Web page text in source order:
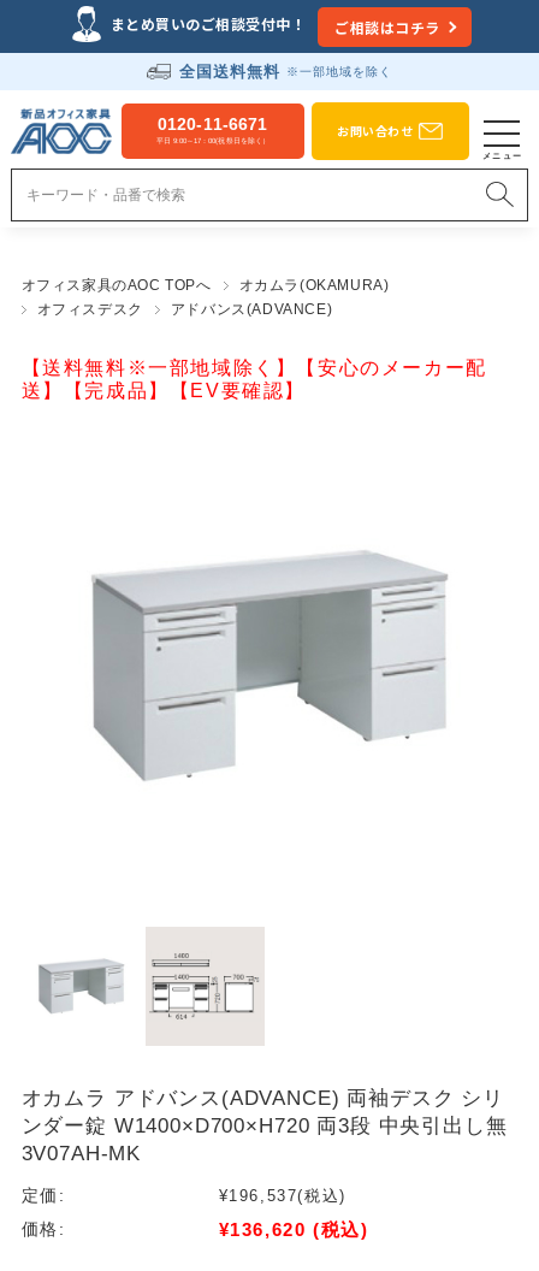
まとめ買いのご相談受付中！ ご相談はコチラ
全国送料無料 ※一部地域を除く
0120-11-6671
平日 9:00～17：00(祝祭日を除く）
お問い合わせ
オフィス家具のAOC TOPへ
オカムラ(OKAMURA)
オフィスデスク
アドバンス(ADVANCE)
【送料無料※一部地域除く】【安心のメーカー配
送】【完成品】【EV要確認】
オカムラ アドバンス(ADVANCE) 両袖デスク シリ
ンダー錠 W1400×D700×H720 両3段 中央引出し無
3V07AH-MK
定価: ¥196,537(税込)
価格:
¥136,620 (税込)